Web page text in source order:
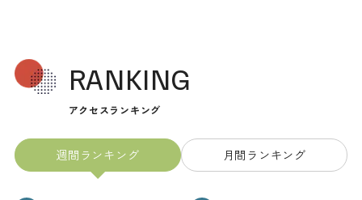
RANKING
アクセスランキング
週間ランキング 月間ランキング